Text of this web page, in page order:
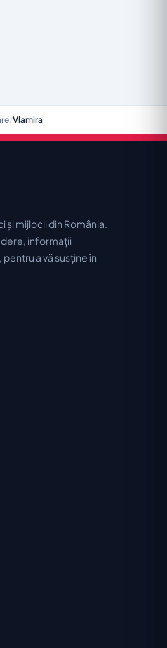
/Vlamira
mijlocii din România.
informații
a vă susține în